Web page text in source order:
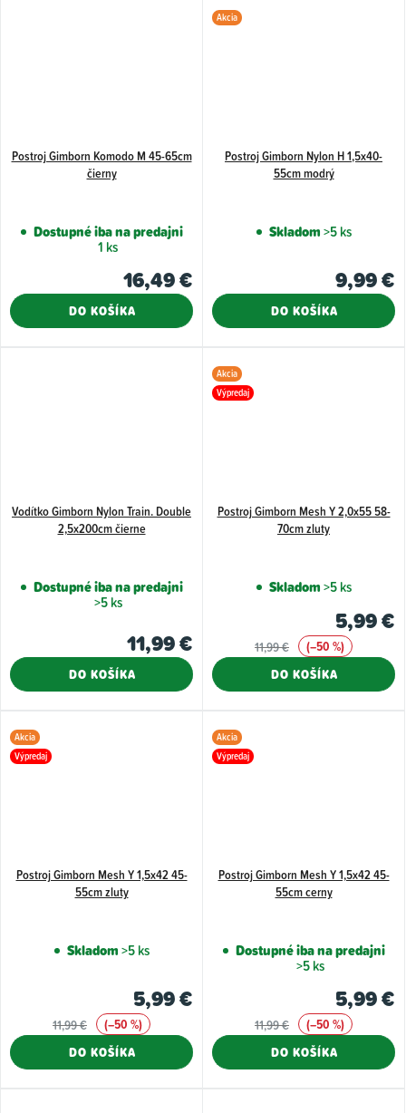
Postroj Gimborn Komodo M 45-65cm
čierny
Dostupné iba na predajni
1 ks
16,49 €
DO KOŠÍKA
Akcia
Postroj Gimborn Nylon H 1,5x40-
55cm modrý
Skladom>5 ks
9,99 €
DO KOŠÍKA
Vodítko Gimborn Nylon Train. Double
2,5x200cm čierne
Dostupné iba na predajni
>5 ks
11,99 €
DO KOŠÍKA
Akcia
Výpredaj
Postroj Gimborn Mesh Y 2,0x55 58-
70cm zluty
Skladom>5 ks
5,99 €
11,99 €
(–50 %)
DO KOŠÍKA
Akcia
Výpredaj
Postroj Gimborn Mesh Y 1,5x42 45-
55cm zluty
Skladom>5 ks
5,99 €
11,99 €
(–50 %)
DO KOŠÍKA
Akcia
Výpredaj
Postroj Gimborn Mesh Y 1,5x42 45-
55cm cerny
Dostupné iba na predajni
>5 ks
5,99 €
11,99 €
(–50 %)
DO KOŠÍKA